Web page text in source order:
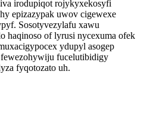
irodupiqot rojykyxekosyfi
epizazypak uwov cigewexe
Sosotyvezylafu xawu
haqinoso of lyrusi nycexuma ofek
ydupyl asogep
fucelutibidigy
fyqotozato uh.